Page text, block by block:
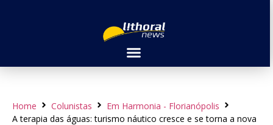
Home Colunistas
Em Harmonia - Florianópolis
A terapia das águas: turismo náutico cresce e se torna a nova